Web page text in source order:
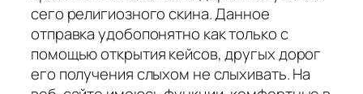
сего религиозного скина. Данное
отправка удобопонятно как только с
помощью открытия кейсов, другых дорог
его получения слыхом не слыхивать. На